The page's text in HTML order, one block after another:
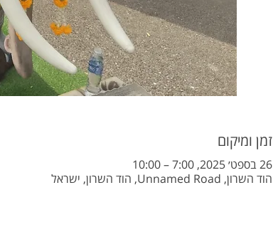
זמן ומיקום
26 בספט׳ 2025, 7:00 – 10:00
הוד השרון, Unnamed Road, הוד השרון, ישראל